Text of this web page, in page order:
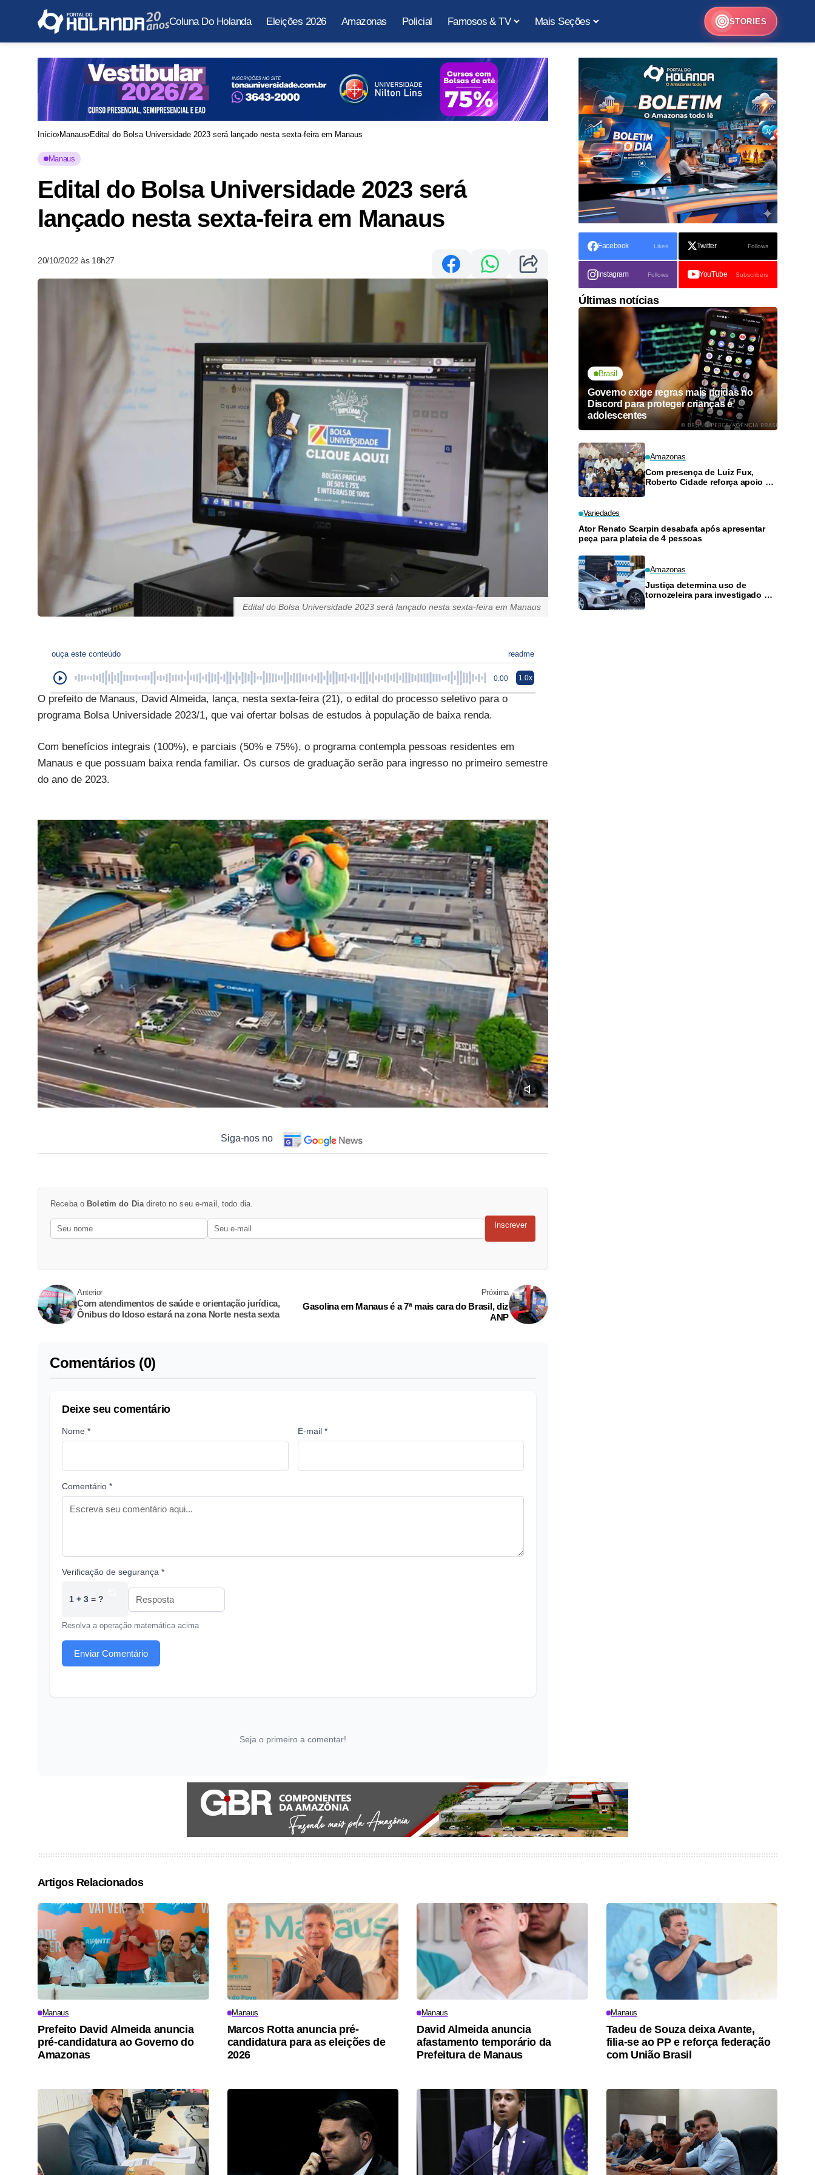
Coluna Do Holanda Eleições 2026 Amazonas Policial Famosos & TV Mais Seções STORIES
Início Manaus Edital do Bolsa Universidade 2023 será lançado nesta sexta-feira em Manaus
Manaus
Edital do Bolsa Universidade 2023 será
lançado nesta sexta-feira em Manaus
20/10/2022 às 18h27
Edital do Bolsa Universidade 2023 será lançado nesta sexta-feira em Manaus
ouça este conteúdo readme
0:00 1.0x
O prefeito de Manaus, David Almeida, lança, nesta sexta-feira (21), o edital do processo seletivo para o
programa Bolsa Universidade 2023/1, que vai ofertar bolsas de estudos à população de baixa renda.
Com benefícios integrais (100%), e parciais (50% e 75%), o programa contempla pessoas residentes em
Manaus e que possuam baixa renda familiar. Os cursos de graduação serão para ingresso no primeiro semestre
do ano de 2023.
Siga-nos no
Receba o Boletim do Diadireto no seu e-mail, todo dia.
Inscrever
Anterior
Com atendimentos de saúde e orientação jurídica,
Ônibus do Idoso estará na zona Norte nesta sexta
Próxima
Gasolina em Manaus é a 7ª mais cara do Brasil, diz
ANP
Comentários (0)
Deixe seu comentário
Nome * E-mail *
Comentário *
Verificação de segurança *
1 + 3 = ?
Resolva a operação matemática acima
Enviar Comentário
Seja o primeiro a comentar!
Facebook Likes Twitter Follows
Instagram Follows YouTube Subscribers
Últimas notícias
Brasil
Governo exige regras mais rígidas no
Discord para proteger crianças e
adolescentes
Amazonas
Com presença de Luiz Fux,
Roberto Cidade reforça apoio a
Variedades
Ator Renato Scarpin desabafa após apresentar
peça para plateia de 4 pessoas
Amazonas
Justiça determina uso de
tornozeleira para investigado por
Artigos Relacionados
Manaus
Prefeito David Almeida anuncia
pré-candidatura ao Governo do
Amazonas
Manaus
Marcos Rotta anuncia pré-
candidatura para as eleições de
2026
Manaus
David Almeida anuncia
afastamento temporário da
Prefeitura de Manaus
Manaus
Tadeu de Souza deixa Avante,
filia-se ao PP e reforça federação
com União Brasil